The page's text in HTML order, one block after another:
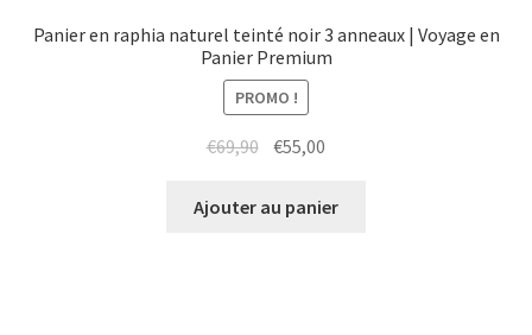
Panier en raphia naturel teinté noir 3 anneaux | Voyage en
Panier Premium
PROMO !
€69,90 Le
initial
€55,00
actuel
Ajouter au panier